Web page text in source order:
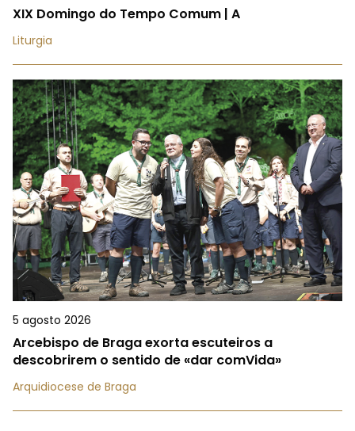
XIX Domingo do Tempo Comum | A
Liturgia
5 agosto 2026
Arcebispo de Braga exorta escuteiros a
descobrirem o sentido de «dar comVida»
Arquidiocese de Braga